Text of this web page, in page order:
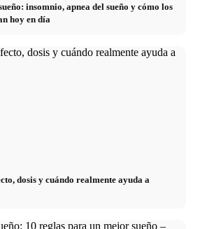
insomnio, apnea del sueño y cómo los
hoy en día
dosis y cuándo realmente ayuda a